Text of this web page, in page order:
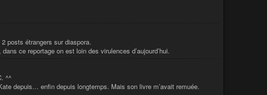
posts étrangers sur diaspora.
ce reportage on est loin des virulences d’aujourd’hui.
^^
depuis… enfin depuis longtemps. Mais son livre m’avait remuée.